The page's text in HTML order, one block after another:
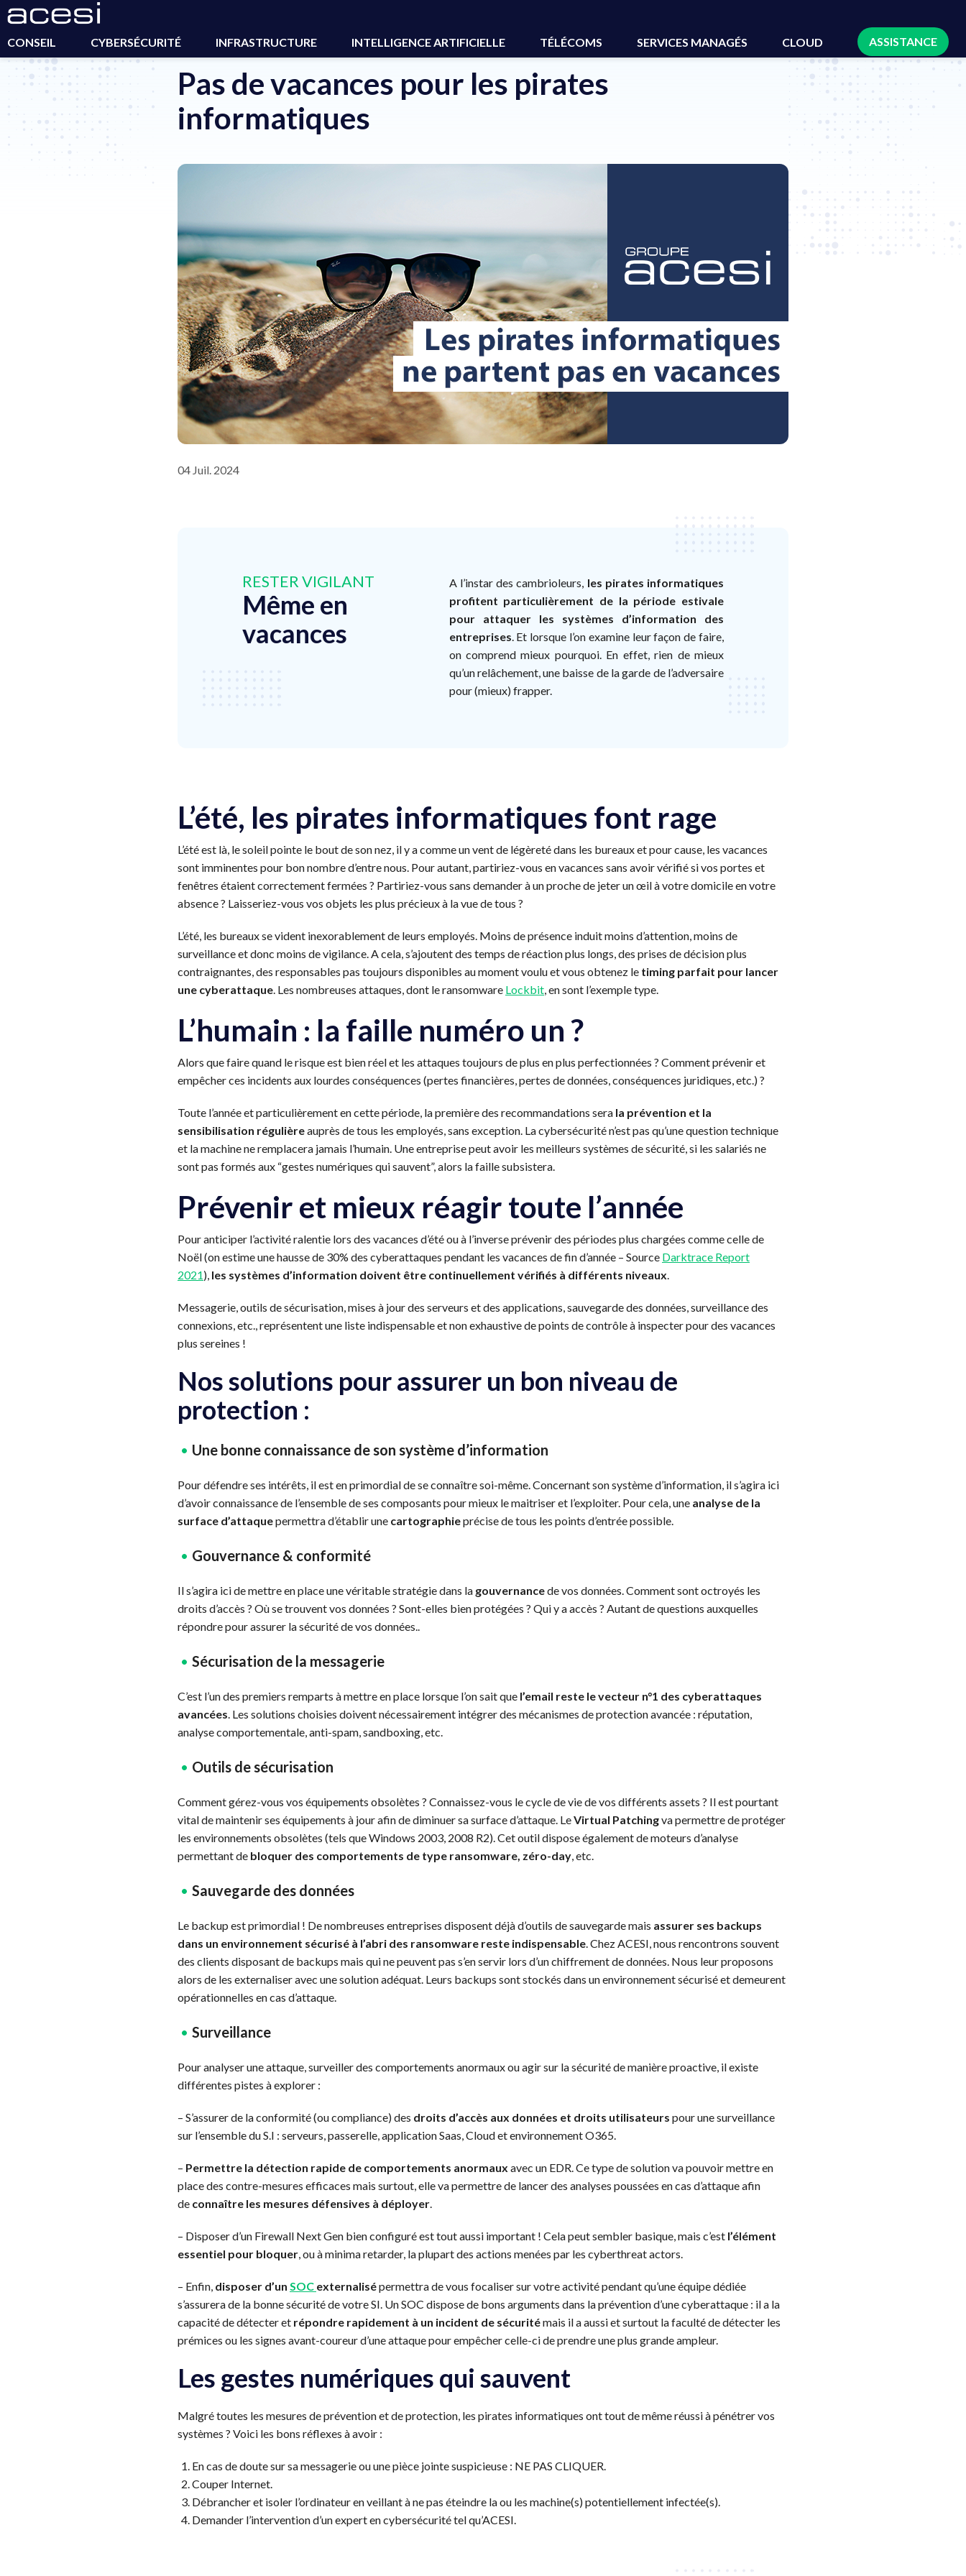
CONSEIL CYBERSÉCURITÉ INFRASTRUCTURE INTELLIGENCE ARTIFICIELLE TÉLÉCOMS SERVICES MANAGÉS CLOUD ASSISTANCE
Accueil>Actualités
Pas de vacances pour les pirates
informatiques
04 Juil. 2024
RESTER VIGILANT
Même en
vacances
A l’instar des cambrioleurs, les pirates informatiques
profitent particulièrement de la période estivale
pour attaquer les systèmes d’information des
entreprises. Et lorsque l’on examine leur façon de faire,
on comprend mieux pourquoi. En effet, rien de mieux
qu’un relâchement, une baisse de la garde de l’adversaire
pour (mieux) frapper.
L’été, les pirates informatiques font rage
L’été est là, le soleil pointe le bout de son nez, il y a comme un vent de légèreté dans les bureaux et pour cause, les vacances
sont imminentes pour bon nombre d’entre nous. Pour autant, partiriez-vous en vacances sans avoir vérifié si vos portes et
fenêtres étaient correctement fermées ? Partiriez-vous sans demander à un proche de jeter un œil à votre domicile en votre
absence ? Laisseriez-vous vos objets les plus précieux à la vue de tous ?
L’été, les bureaux se vident inexorablement de leurs employés. Moins de présence induit moins d’attention, moins de
surveillance et donc moins de vigilance. A cela, s’ajoutent des temps de réaction plus longs, des prises de décision plus
contraignantes, des responsables pas toujours disponibles au moment voulu et vous obtenez le timing parfait pour lancer
une cyberattaque. Les nombreuses attaques, dont le ransomware Lockbit, en sont l’exemple type.
L’humain : la faille numéro un ?
Alors que faire quand le risque est bien réel et les attaques toujours de plus en plus perfectionnées ? Comment prévenir et
empêcher ces incidents aux lourdes conséquences (pertes financières, pertes de données, conséquences juridiques, etc.) ?
Toute l’année et particulièrement en cette période, la première des recommandations sera la prévention et la
sensibilisation régulièreauprès de tous les employés, sans exception. La cybersécurité n’est pas qu’une question technique
et la machine ne remplacera jamais l’humain. Une entreprise peut avoir les meilleurs systèmes de sécurité, si les salariés ne
sont pas formés aux “gestes numériques qui sauvent”, alors la faille subsistera.
Prévenir et mieux réagir toute l’année
Pour anticiper l’activité ralentie lors des vacances d’été ou à l’inverse prévenir des périodes plus chargées comme celle de
Noël (on estime une hausse de 30% des cyberattaques pendant les vacances de fin d’année – Source Darktrace Report
2021), les systèmes d’information doivent être continuellement vérifiés à différents niveaux.
Messagerie, outils de sécurisation, mises à jour des serveurs et des applications, sauvegarde des données, surveillance des
connexions, etc., représentent une liste indispensable et non exhaustive de points de contrôle à inspecter pour des vacances
plus sereines !
Nos solutions pour assurer un bon niveau de
protection :
Une bonne connaissance de son système d’information
Pour défendre ses intérêts, il est en primordial de se connaître soi-même. Concernant son système d’information, il s’agira ici
d’avoir connaissance de l’ensemble de ses composants pour mieux le maitriser et l’exploiter. Pour cela, une analyse de la
surface d’attaquepermettra d’établir une cartographieprécise de tous les points d’entrée possible.
Gouvernance & conformité
Il s’agira ici de mettre en place une véritable stratégie dans la gouvernancede vos données. Comment sont octroyés les
droits d’accès ? Où se trouvent vos données ? Sont-elles bien protégées ? Qui y a accès ? Autant de questions auxquelles
répondre pour assurer la sécurité de vos données..
Sécurisation de la messagerie
C’est l’un des premiers remparts à mettre en place lorsque l’on sait que l’email reste le vecteur n°1 des cyberattaques
avancées. Les solutions choisies doivent nécessairement intégrer des mécanismes de protection avancée : réputation,
analyse comportementale, anti-spam, sandboxing, etc.
Outils de sécurisation
Comment gérez-vous vos équipements obsolètes ? Connaissez-vous le cycle de vie de vos différents assets ? Il est pourtant
vital de maintenir ses équipements à jour afin de diminuer sa surface d’attaque. LeVirtual Patchingva permettre de protéger
les environnements obsolètes (tels que Windows 2003, 2008 R2). Cet outil dispose également de moteurs d’analyse
permettant de bloquer des comportements de type ransomware, zéro-day, etc.
Sauvegarde des données
Le backup est primordial ! De nombreuses entreprises disposent déjà d’outils de sauvegarde mais assurer ses backups
dans un environnement sécurisé à l’abri des ransomware reste indispensable. Chez ACESI, nous rencontrons souvent
des clients disposant de backups mais qui ne peuvent pas s’en servir lors d’un chiffrement de données. Nous leur proposons
alors de les externaliser avec une solution adéquat. Leurs backups sont stockés dans un environnement sécurisé et demeurent
opérationnelles en cas d’attaque.
Surveillance
Pour analyser une attaque, surveiller des comportements anormaux ou agir sur la sécurité de manière proactive, il existe
différentes pistes à explorer :
– S’assurer de la conformité (ou compliance) des droits d’accès aux données et droits utilisateurs pour une surveillance
sur l’ensemble du S.I : serveurs, passerelle, application Saas, Cloud et environnement O365.
– Permettre la détection rapide de comportements anormaux avec un EDR. Ce type de solution va pouvoir mettre en
place des contre-mesures efficaces mais surtout, elle va permettre de lancer des analyses poussées en cas d’attaque afin
de connaître les mesures défensives à déployer.
– Disposer d’un Firewall Next Gen bien configuré est tout aussi important ! Cela peut sembler basique, mais c’est l’élément
essentiel pour bloquer, ou à minima retarder, la plupart des actions menées par les cyberthreat actors.
– Enfin, disposer d’un SOC externalisépermettra de vous focaliser sur votre activité pendant qu’une équipe dédiée
s’assurera de la bonne sécurité de votre SI. Un SOC dispose de bons arguments dans la prévention d’une cyberattaque : il a la
capacité de détecter et répondre rapidement à un incident de sécuritémais il a aussi et surtout la faculté de détecter les
prémices ou les signes avant-coureur d’une attaque pour empêcher celle-ci de prendre une plus grande ampleur.
Les gestes numériques qui sauvent
Malgré toutes les mesures de prévention et de protection, les pirates informatiques ont tout de même réussi à pénétrer vos
systèmes ? Voici les bons réflexes à avoir :
En cas de doute sur sa messagerie ou une pièce jointe suspicieuse : NE PAS CLIQUER.
Couper Internet.
Débrancher et isoler l’ordinateur en veillant à ne pas éteindre la ou les machine(s) potentiellement infectée(s).
Demander l’intervention d’un expert en cybersécurité tel qu’ACESI.